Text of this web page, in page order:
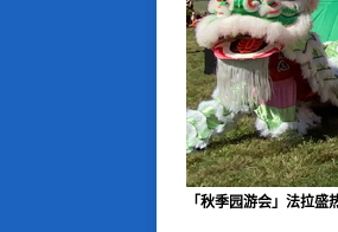
「秋季园游会」法拉